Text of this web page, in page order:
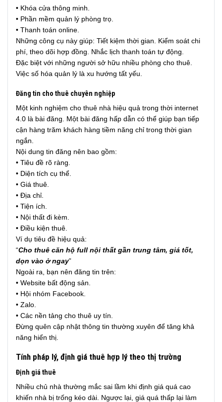
• Khóa cửa thông minh.
• Phần mềm quản lý phòng trọ.
• Thanh toán online.
Những công cụ này giúp: Tiết kiệm thời gian. Kiểm soát chi
phí, theo dõi hợp đồng. Nhắc lịch thanh toán tự động.
Đặc biệt với những người sở hữu nhiều phòng cho thuê.
Việc số hóa quản lý là xu hướng tất yếu.
Đăng tin cho thuê chuyên nghiệp
Một kinh nghiệm cho thuê nhà hiệu quả trong thời internet
4.0 là bài đăng. Một bài đăng hấp dẫn có thể giúp bạn tiếp
cận hàng trăm khách hàng tiềm năng chỉ trong thời gian
ngắn.
Nội dung tin đăng nên bao gồm:
• Tiêu đề rõ ràng.
• Diện tích cụ thể.
• Giá thuê.
• Địa chỉ.
• Tiện ích.
• Nội thất đi kèm.
• Điều kiện thuê.
Ví dụ tiêu đề hiệu quả:
“Cho thuê căn hộ full nội thất gần trung tâm, giá tốt,
dọn vào ở ngay”
Ngoài ra, bạn nên đăng tin trên:
• Website bất động sản.
• Hội nhóm Facebook.
• Zalo.
• Các nền tảng cho thuê uy tín.
Đừng quên cập nhật thông tin thường xuyên để tăng khả
năng hiển thị.
Tính pháp lý, định giá thuê hợp lý theo thị trường
Định giá thuê
Nhiều chủ nhà thường mắc sai lầm khi định giá quá cao
khiến nhà bị trống kéo dài. Ngược lại, giá quá thấp lại làm